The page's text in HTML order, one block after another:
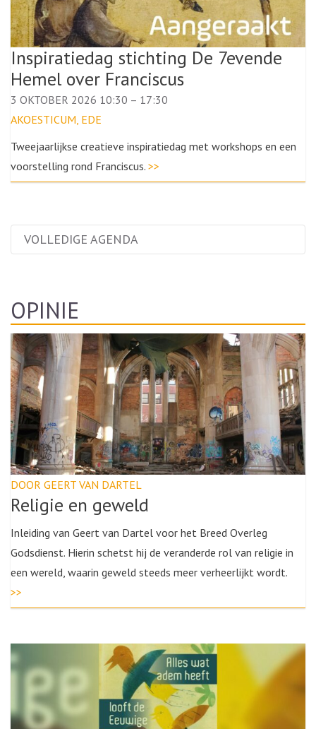
Inspiratiedag stichting De 7evende
Hemel over Franciscus
3 OKTOBER 2026 10:30 – 17:30
AKOESTICUM, EDE
Tweejaarlijkse creatieve inspiratiedag met workshops en een
voorstelling rond Franciscus. >>
VOLLEDIGE AGENDA
OPINIE
DOOR GEERT VAN DARTEL
Religie en geweld
Inleiding van Geert van Dartel voor het Breed Overleg
Godsdienst. Hierin schetst hij de veranderde rol van religie in
een wereld, waarin geweld steeds meer verheerlijkt wordt.
>>